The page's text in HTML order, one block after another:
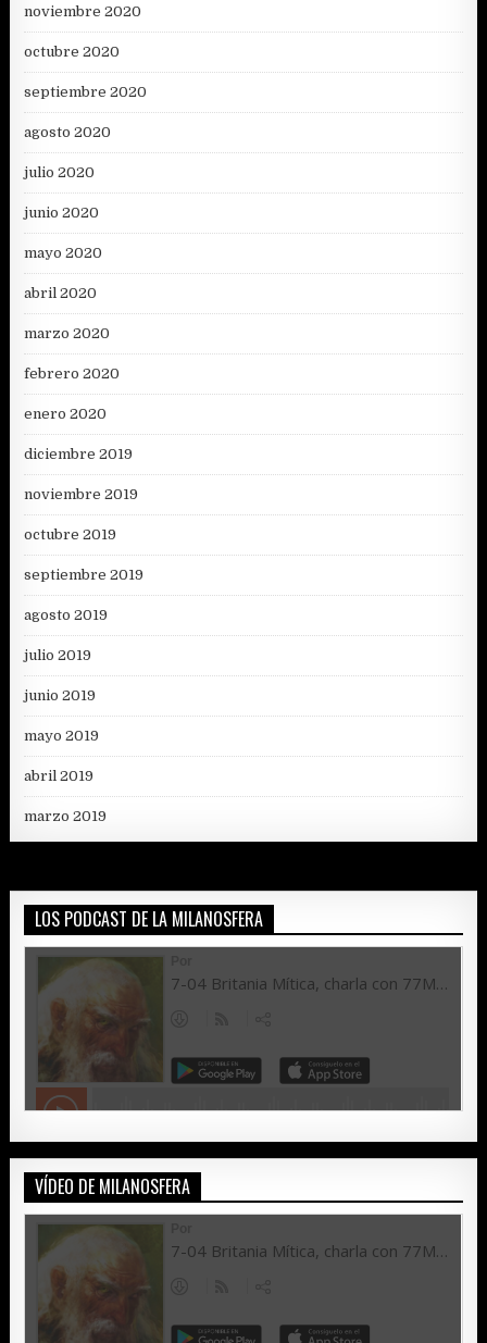
noviembre 2020
octubre 2020
septiembre 2020
agosto 2020
julio 2020
junio 2020
mayo 2020
abril 2020
marzo 2020
febrero 2020
enero 2020
diciembre 2019
noviembre 2019
octubre 2019
septiembre 2019
agosto 2019
julio 2019
junio 2019
mayo 2019
abril 2019
marzo 2019
LOS PODCAST DE LA MILANOSFERA
VÍDEO DE MILANOSFERA